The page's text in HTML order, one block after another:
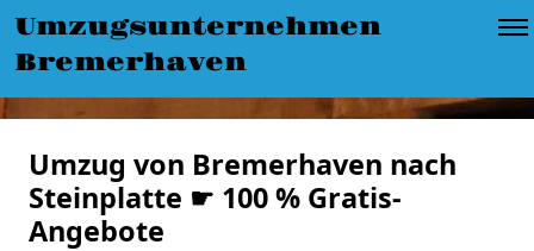
Umzugsunternehmen
Bremerhaven
Umzug von Bremerhaven nach
Steinplatte ☛ 100 % Gratis-
Angebote